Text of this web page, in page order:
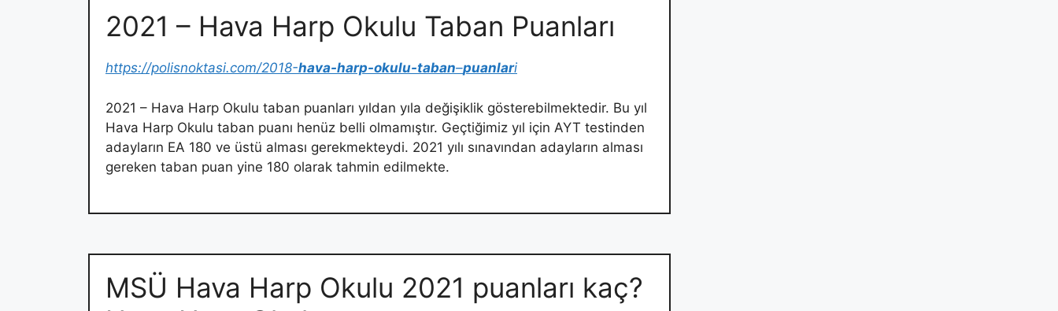
2021 – Hava Harp Okulu Taban Puanları
https://polisnoktasi.com/2018-hava-harp-okulu-taban–puanlari
2021 – Hava Harp Okulu taban puanları yıldan yıla değişiklik gösterebilmektedir. Bu yıl
Hava Harp Okulu taban puanı henüz belli olmamıştır. Geçtiğimiz yıl için AYT testinden
adayların EA 180 ve üstü alması gerekmekteydi. 2021 yılı sınavından adayların alması
gereken taban puan yine 180 olarak tahmin edilmekte.
MSÜ Hava Harp Okulu 2021 puanları kaç?